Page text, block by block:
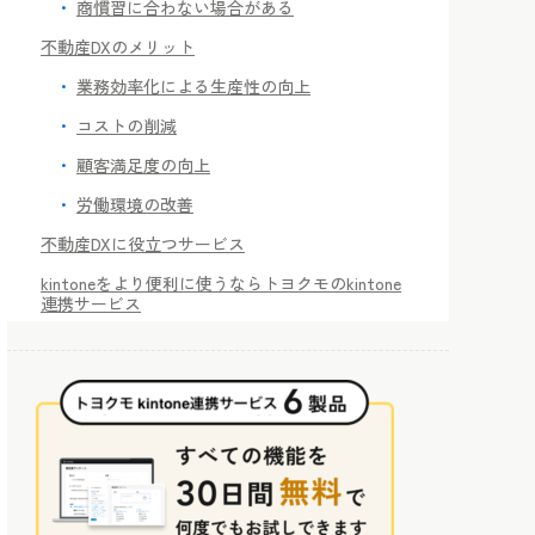
商慣習に合わない場合がある
不動産DXのメリット
業務効率化による生産性の向上
コストの削減
顧客満足度の向上
労働環境の改善
不動産DXに役立つサービス
kintoneをより便利に使うならトヨクモのkintone
連携サービス
kViewer
kMailer
PrintCreator
DataCollect